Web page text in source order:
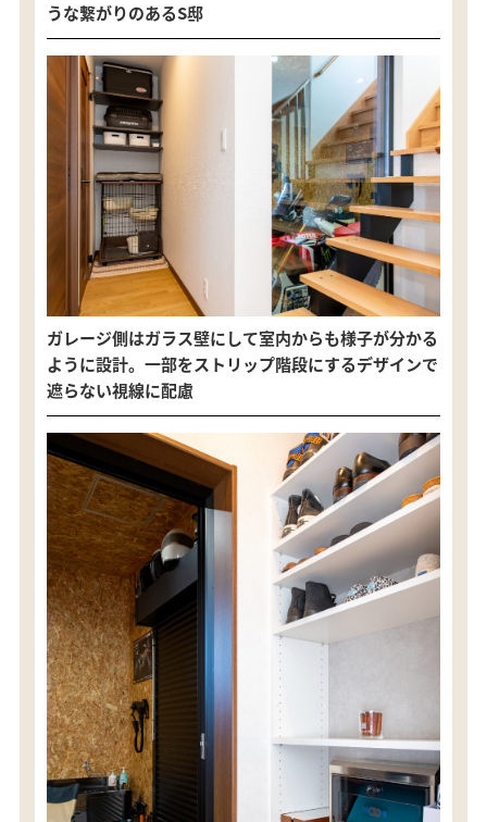
うな繋がりのあるS邸
ガレージ側はガラス壁にして室内からも様子が分かる
ように設計。一部をストリップ階段にするデザインで
遮らない視線に配慮